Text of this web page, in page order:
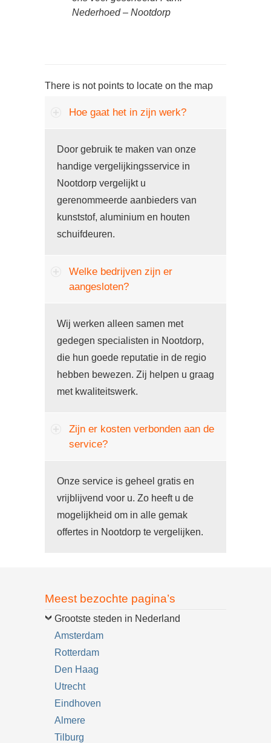
Nederhoed – Nootdorp
There is not points to locate on the map
Hoe gaat het in zijn werk?
Door gebruik te maken van onze
handige vergelijkingsservice in
Nootdorp vergelijkt u
gerenommeerde aanbieders van
kunststof, aluminium en houten
schuifdeuren.
Welke bedrijven zijn er
aangesloten?
Wij werken alleen samen met
gedegen specialisten in Nootdorp,
die hun goede reputatie in de regio
hebben bewezen. Zij helpen u graag
met kwaliteitswerk.
Zijn er kosten verbonden aan de
service?
Onze service is geheel gratis en
vrijblijvend voor u. Zo heeft u de
mogelijkheid om in alle gemak
offertes in Nootdorp te vergelijken.
Meest bezochte pagina’s
Grootste steden in Nederland
Amsterdam
Rotterdam
Den Haag
Utrecht
Eindhoven
Almere
Tilburg